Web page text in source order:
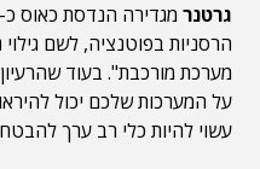
גרטנר מגדירה הנדסת כאוס
הרסניות בפוטנציה, לשם
מערכת מורכבת". בעוד
על המערכות שלכם יכול
עשוי להיות כלי רב ערך